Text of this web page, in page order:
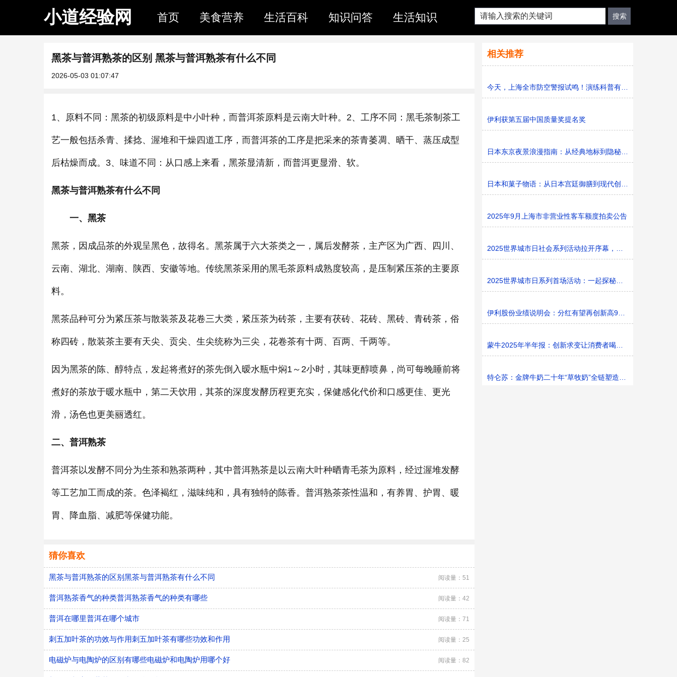
小道经验网 首页 美食营养 生活百科 知识问答 生活知识
黑茶与普洱熟茶的区别 黑茶与普洱熟茶有什么不同
2026-05-03 01:07:47
1、原料不同：黑茶的初级原料是中小叶种，而普洱茶原料是云南大叶种。2、工序不同：黑毛茶制茶工
艺一般包括杀青、揉捻、渥堆和干燥四道工序，而普洱茶的工序是把采来的茶青萎凋、晒干、蒸压成型
后枯燥而成。3、味道不同：从口感上来看，黑茶显清新，而普洱更显滑、软。
黑茶与普洱熟茶有什么不同
一、黑茶
黑茶，因成品茶的外观呈黑色，故得名。黑茶属于六大茶类之一，属后发酵茶，主产区为广西、四川、
云南、湖北、湖南、陕西、安徽等地。传统黑茶采用的黑毛茶原料成熟度较高，是压制紧压茶的主要原
料。
黑茶品种可分为紧压茶与散装茶及花卷三大类，紧压茶为砖茶，主要有茯砖、花砖、黑砖、青砖茶，俗
称四砖，散装茶主要有天尖、贡尖、生尖统称为三尖，花卷茶有十两、百两、千两等。
因为黑茶的陈、醇特点，发起将煮好的茶先倒入暧水瓶中焖1～2小时，其味更醇喷鼻，尚可每晚睡前将
煮好的茶放于暖水瓶中，第二天饮用，其茶的深度发酵历程更充实，保健感化代价和口感更佳、更光
滑，汤色也更美丽透红。
二、普洱熟茶
普洱茶以发酵不同分为生茶和熟茶两种，其中普洱熟茶是以云南大叶种晒青毛茶为原料，经过渥堆发酵
等工艺加工而成的茶。色泽褐红，滋味纯和，具有独特的陈香。普洱熟茶茶性温和，有养胃、护胃、暖
胃、降血脂、减肥等保健功能。
猜你喜欢
黑茶与普洱熟茶的区别黑茶与普洱熟茶有什么不同 阅读量：51
普洱熟茶香气的种类普洱熟茶香气的种类有哪些 阅读量：42
普洱在哪里普洱在哪个城市 阅读量：71
刺五加叶茶的功效与作用刺五加叶茶有哪些功效和作用 阅读量：25
电磁炉与电陶炉的区别有哪些电磁炉和电陶炉用哪个好 阅读量：82
相关推荐
今天，上海全市防空警报试鸣！演练科普有序进行，人防意
伊利获第五届中国质量奖提名奖
日本东京夜景浪漫指南：从经典地标到隐秘胜地
日本和菓子物语：从日本宫廷御膳到现代创新的甜蜜传承
2025年9月上海市非营业性客车额度拍卖公告
2025世界城市日社会系列活动拉开序幕，探寻社区花园里的
2025世界城市日系列首场活动：一起探秘家门口的“魔法花园”
伊利股份业绩说明会：分红有望再创新高9%利润率目标不变
蒙牛2025年半年报：创新求变让消费者喝上奶、喝好奶、喝
特仑苏：金牌牛奶二十年“草牧奶”全链塑造有机新矩阵